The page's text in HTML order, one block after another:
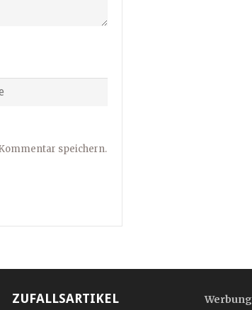
speichern.
ZUFALLSARTIKEL Werbung